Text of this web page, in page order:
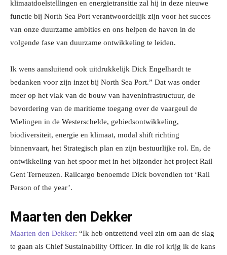
klimaatdoelstellingen en energietransitie zal hij in deze nieuwe
functie bij North Sea Port verantwoordelijk zijn voor het succes
van onze duurzame ambities en ons helpen de haven in de
volgende fase van duurzame ontwikkeling te leiden.
Ik wens aansluitend ook uitdrukkelijk Dick Engelhardt te
bedanken voor zijn inzet bij North Sea Port.” Dat was onder
meer op het vlak van de bouw van haveninfrastructuur, de
bevordering van de maritieme toegang over de vaargeul de
Wielingen in de Westerschelde, gebiedsontwikkeling,
biodiversiteit, energie en klimaat, modal shift richting
binnenvaart, het Strategisch plan en zijn bestuurlijke rol. En, de
ontwikkeling van het spoor met in het bijzonder het project Rail
Gent Terneuzen. Railcargo benoemde Dick bovendien tot ‘Rail
Person of the year’.
Maarten den Dekker
Maarten den Dekker: “Ik heb ontzettend veel zin om aan de slag
te gaan als Chief Sustainability Officer. In die rol krijg ik de kans